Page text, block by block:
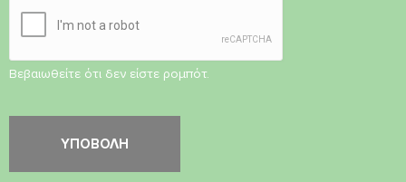
Βεβαιωθείτε ότι δεν είστε ρομπότ.